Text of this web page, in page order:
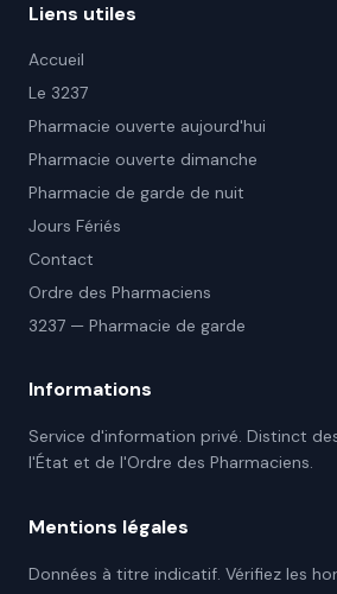
Liens utiles
Accueil
Le 3237
Pharmacie ouverte aujourd'hui
Pharmacie ouverte dimanche
Pharmacie de garde de nuit
Jours Fériés
Contact
Ordre des Pharmaciens
3237 — Pharmacie de garde
Informations
Service d'information privé. Distinct
l'État et de l'Ordre des Pharmaciens.
Mentions légales
Données à titre indicatif. Vérifiez les